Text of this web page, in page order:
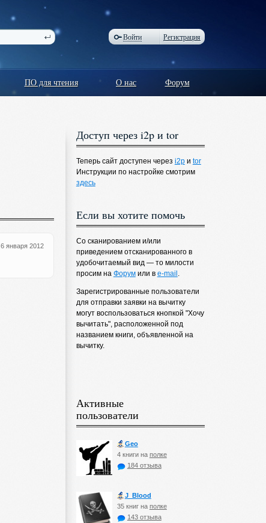
ПО для чтения О нас Форум
Войти Регистрация
6 января 2012
Доступ через i2p и tor
Теперь сайт доступен через i2pи tor
Инструкции по настройке смотрим
здесь
Если вы хотите помочь
Со сканированием и/или
приведением отсканированного в
удобочитаемый вид — то милости
просим на Форумили в e-mail .
Зарегистрированные пользователи
для отправки заявки на вычитку
могут воспользоваться кнопкой "Хочу
вычитать", расположенной под
названием книги, объявленной на
вычитку.
Активные
пользователи
Geo
4 книги на полке
184 отзыва
J_Blood
35 книг на полке
143 отзыва